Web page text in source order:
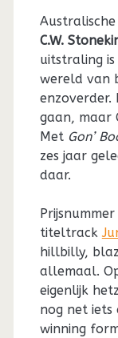
C.W.
uitstraling is
wereld van
gaan, maar
Met Gon’
zes jaar
daar.
titeltrack
hillbilly,
allemaal.
eigenlijk
nog net iets
winning